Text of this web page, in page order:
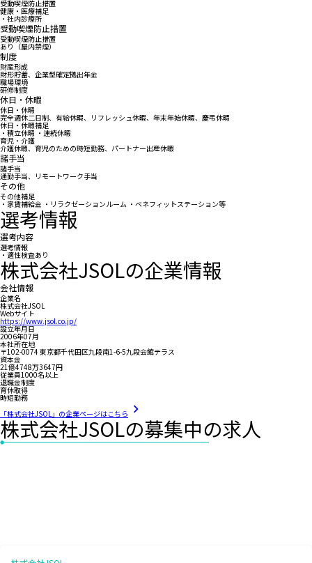
受動喫煙防止措置
健康・医療補足
・社内診療所
受動喫煙防止措置
受動喫煙防止措置
あり（屋内禁煙）
制度
財産形成
財形貯蓄、企業型確定拠出年金
職場環境
研修制度
休日・休暇
休日・休暇
完全週休二日制、有給休暇、リフレッシュ休暇、年末年始休暇、慶弔休暇
休日・休暇補足
・積立休暇 ・連続休暇
育児・介護
介護休暇、育児のための時短勤務、パートナー出産休暇
諸手当
諸手当
通勤手当、リモートワーク手当
その他
その他補足
・家賃補給金 ・リラクゼーションルーム ・ベネフィットステーション等
選考情報
選考内容
選考情報
・適性検査あり
株式会社JSOLの企業情報
会社情報
企業名
株式会社JSOL
Webサイト
https://www.jsol.co.jp/
設立年月日
2006年07月
本社所在地
〒102-0074 東京都千代田区九段南1-6-5九段会館テラス
資本金
21億4748万3647円
従業員1000名以上
退職金制度
育休取得
時短勤務
「株式会社JSOL」の企業ページはこちら
株式会社JSOLの募集中の求人